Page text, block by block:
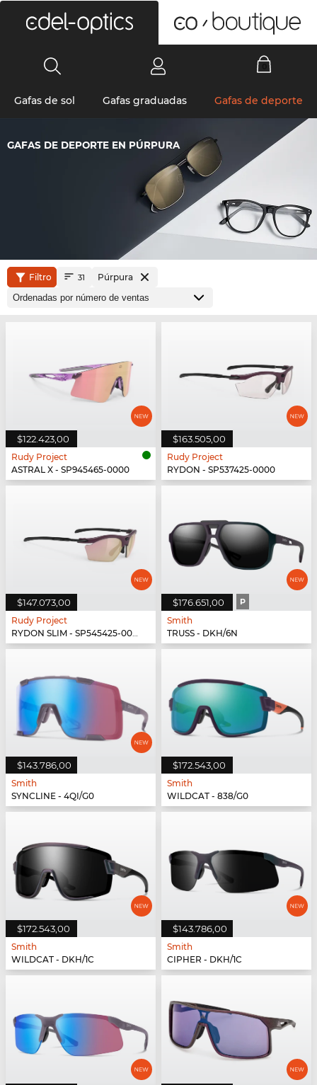
Gafas de sol Gafas graduadas Gafas de deporte
GAFAS DE DEPORTE EN PÚRPURA
Filtro 31 Púrpura
$122.423,00
Rudy Project
ASTRAL X - SP945465-0000
$163.505,00
Rudy Project
RYDON - SP537425-0000
$147.073,00
Rudy Project
RYDON SLIM - SP545425-0000
$176.651,00 P
Smith
TRUSS - DKH/6N
$143.786,00
Smith
SYNCLINE - 4QI/G0
$172.543,00
Smith
WILDCAT - 838/G0
$172.543,00
Smith
WILDCAT - DKH/1C
$143.786,00
Smith
CIPHER - DKH/1C